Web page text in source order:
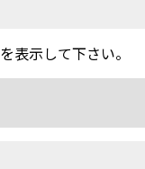
表示して下さい。